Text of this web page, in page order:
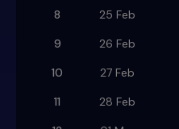
8
25 Feb
9
26 Feb
10
27 Feb
11
28 Feb